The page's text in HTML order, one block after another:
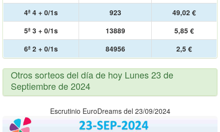
4ª 4 + 0/1s
923
49,02 €
5ª 3 + 0/1s
13889
5,85 €
6ª 2 + 0/1s
84956 2,5 €
Otros sorteos del día de hoy Lunes 23 de
Septiembre de 2024
Escrutinio EuroDreams del 23/09/2024